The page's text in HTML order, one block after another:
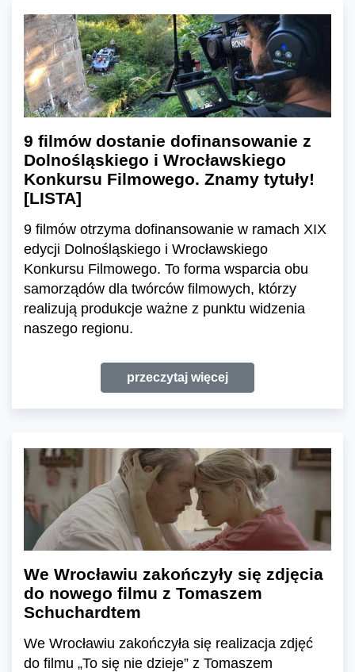
9 filmów dostanie dofinansowanie z
Dolnośląskiego i Wrocławskiego
Konkursu Filmowego. Znamy tytuły!
[LISTA]
9 filmów otrzyma dofinansowanie w ramach XIX
edycji Dolnośląskiego i Wrocławskiego
Konkursu Filmowego. To forma wsparcia obu
samorządów dla twórców filmowych, którzy
realizują produkcje ważne z punktu widzenia
naszego regionu.
przeczytaj więcej
We Wrocławiu zakończyły się zdjęcia
do nowego filmu z Tomaszem
Schuchardtem
We Wrocławiu zakończyła się realizacja zdjęć
do filmu „To się nie dzieje” z Tomaszem